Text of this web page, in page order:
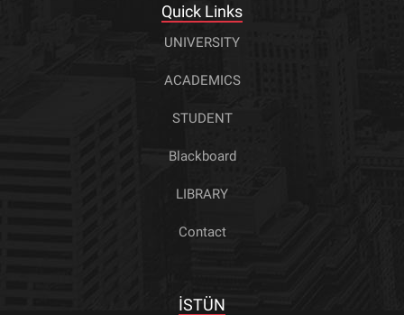
Quick Links
UNIVERSITY
ACADEMICS
STUDENT
Blackboard
LIBRARY
Contact
İSTÜN